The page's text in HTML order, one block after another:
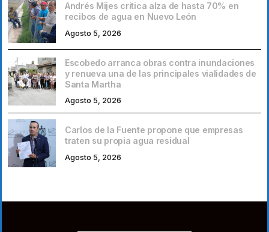
Andrés Mijes critica alza de hasta 70% en
recibos de agua en Nuevo León
Agosto 5, 2026
Escobedo arranca obras contra inundaciones
y renueva una de las principales vialidades de
Santa Martha
Agosto 5, 2026
Carlos de la Fuente propone que empresas
traten su propia agua residual
Agosto 5, 2026